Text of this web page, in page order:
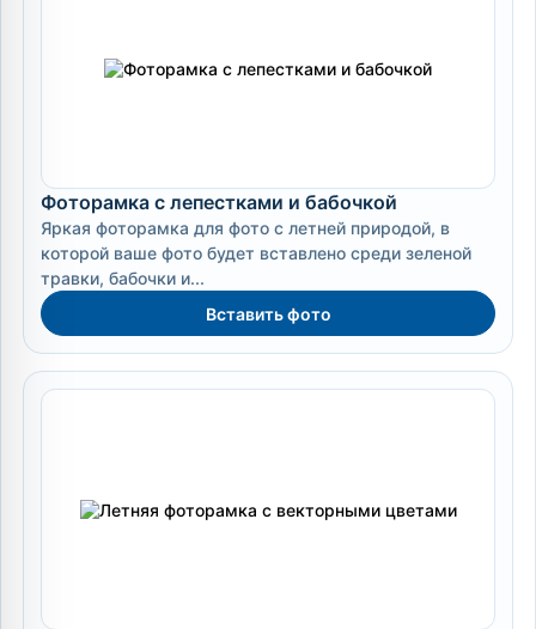
Фоторамка с лепестками и бабочкой
Яркая фоторамка для фото с летней природой, в
которой ваше фото будет вставлено среди зеленой
травки, бабочки и...
Вставить фото